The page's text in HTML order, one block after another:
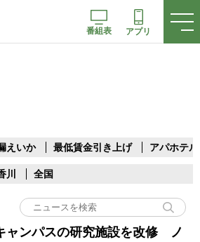
番組表 アプリ
えいか 最低賃金引き上げ アパホテル
川 全国
ャンパスの研究施設を改修 ノ